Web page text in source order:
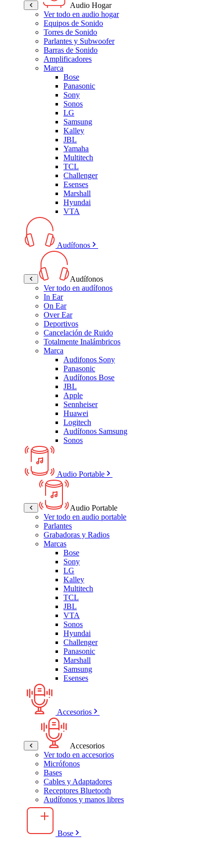
Audio Hogar
Ver todo en audio hogar
Equipos de Sonido
Torres de Sonido
Parlantes y Subwoofer
Barras de Sonido
Amplificadores
Marca
Bose
Panasonic
Sony
Sonos
LG
Samsung
Kalley
JBL
Yamaha
Multitech
TCL
Challenger
Esenses
Marshall
Hyundai
VTA
Audífonos
Audífonos
Ver todo en audífonos
In Ear
On Ear
Over Ear
Deportivos
Cancelación de Ruido
Totalmente Inalámbricos
Marca
Audifonos Sony
Panasonic
Audífonos Bose
JBL
Apple
Sennheiser
Huawei
Logitech
Audífonos Samsung
Sonos
Audio Portable
Audio Portable
Ver todo en audio portable
Parlantes
Grabadoras y Radios
Marcas
Bose
Sony
LG
Kalley
Multitech
TCL
JBL
VTA
Sonos
Hyundai
Challenger
Panasonic
Marshall
Samsung
Esenses
Accesorios
Accesorios
Ver todo en accesorios
Micrófonos
Bases
Cables y Adaptadores
Receptores Bluetooth
Audífonos y manos libres
Bose